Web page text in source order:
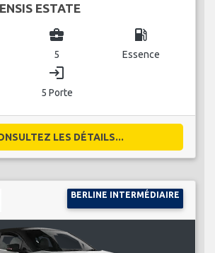
ESTATE
business_center
5
local_gas_station
Essence
login
5 Porte
LES DÉTAILS...
BERLINE INTERMÉDIAIRE